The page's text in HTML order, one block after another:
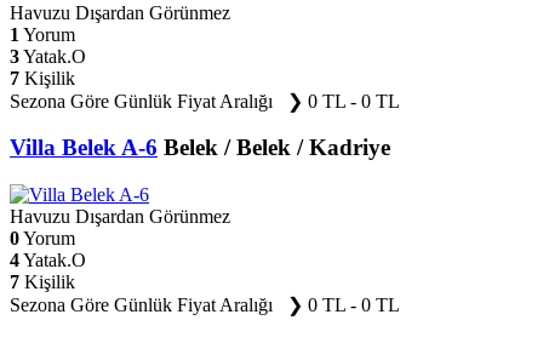
Havuzu Dışardan Görünmez
1 Yorum
3Yatak.O
7 Kişilik
Sezona Göre Günlük Fiyat Aralığı ❯ 0 TL - 0 TL
Villa Belek A-6 Belek / Belek / Kadriye
Havuzu Dışardan Görünmez
0Yorum
4Yatak.O
7 Kişilik
Sezona Göre Günlük Fiyat Aralığı ❯ 0 TL - 0 TL